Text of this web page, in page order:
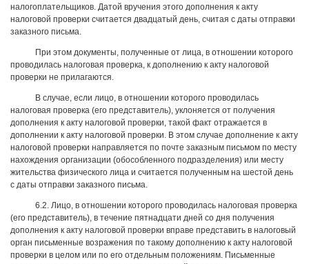
налогоплательщиков. Датой вручения этого дополнения к акту
налоговой проверки считается двадцатый день, считая с даты отправки
заказного письма.
При этом документы, полученные от лица, в отношении которого
проводилась налоговая проверка, к дополнению к акту налоговой
проверки не прилагаются.
В случае, если лицо, в отношении которого проводилась
налоговая проверка (его представитель), уклоняется от получения
дополнения к акту налоговой проверки, такой факт отражается в
дополнении к акту налоговой проверки. В этом случае дополнение к акту
налоговой проверки направляется по почте заказным письмом по месту
нахождения организации (обособленного подразделения) или месту
жительства физического лица и считается полученным на шестой день
с даты отправки заказного письма.
6.2. Лицо, в отношении которого проводилась налоговая проверка
(его представитель), в течение пятнадцати дней со дня получения
дополнения к акту налоговой проверки вправе представить в налоговый
орган письменные возражения по такому дополнению к акту налоговой
проверки в целом или по его отдельным положениям. Письменные